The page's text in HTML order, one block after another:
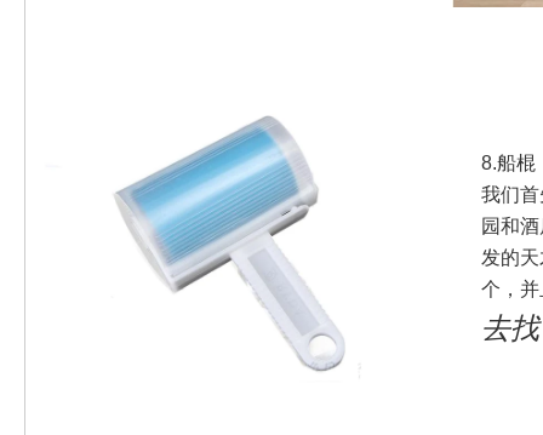
8.船棍
我们
园和
发的
个，
去找